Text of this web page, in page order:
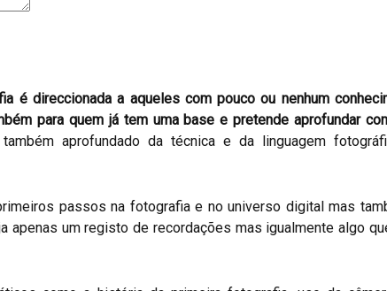
é direccionada a aqueles com pouco ou nenhum
para quem já tem uma base e pretende aprofundar
aprofundado da técnica e da linguagem
passos na fotografia e no universo digital mas
apenas um registo de recordações mas igualmente algo